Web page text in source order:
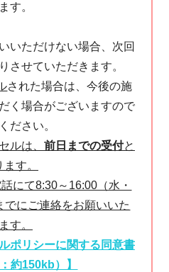
す。
いただけない場合、次回
させていただきます。
された場合は、今後の施
く場合がございますので
ださい。
ルは、 前日までの受付と
ます。
にて8:30～16:00（水・
でにご連絡をお願いいた
す。
ポリシーに関する同意書
約150kb）】